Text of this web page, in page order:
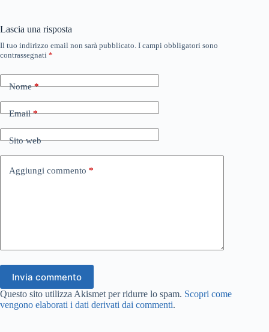
Lascia una risposta
Il tuo indirizzo email non sarà pubblicato. I campi obbligatori sono
contrassegnati *
Nome*
Email*
Sito web
Aggiungi commento *
Invia commento
Questo sito utilizza Akismet per ridurre lo spam. Scopri come
vengono elaborati i dati derivati dai commenti.